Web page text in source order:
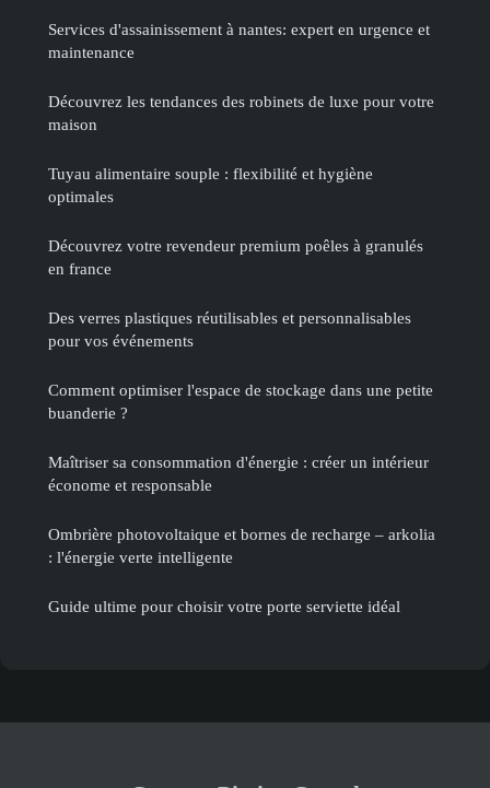
Services d'assainissement à nantes: expert en urgence et
maintenance
Découvrez les tendances des robinets de luxe pour votre
maison
Tuyau alimentaire souple : flexibilité et hygiène
optimales
Découvrez votre revendeur premium poêles à granulés
en france
Des verres plastiques réutilisables et personnalisables
pour vos événements
Comment optimiser l'espace de stockage dans une petite
buanderie ?
Maîtriser sa consommation d'énergie : créer un intérieur
économe et responsable
Ombrière photovoltaique et bornes de recharge – arkolia
: l'énergie verte intelligente
Guide ultime pour choisir votre porte serviette idéal